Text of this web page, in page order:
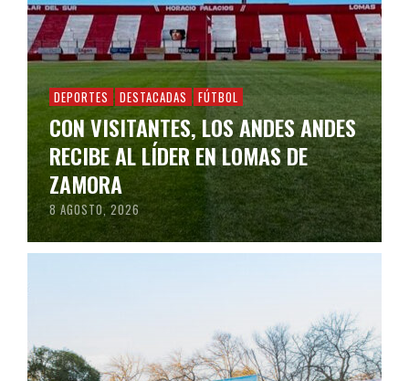
DEPORTES DESTACADAS FÚTBOL
CON VISITANTES, LOS ANDES ANDES
RECIBE AL LÍDER EN LOMAS DE
ZAMORA
8 AGOSTO, 2026